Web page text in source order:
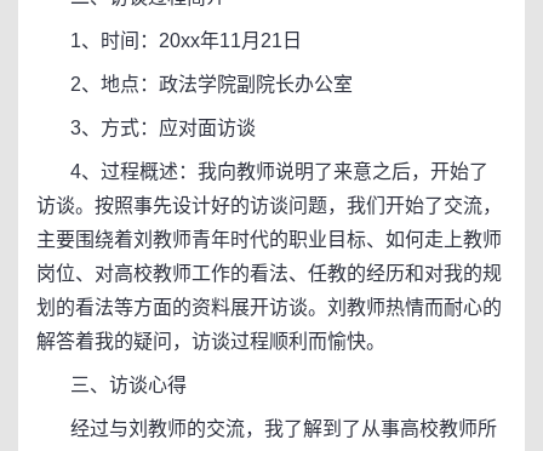
1、时间：20xx年11月21日
2、地点：政法学院副院长办公室
3、方式：应对面访谈
4、过程概述：我向教师说明了来意之后，开始了
访谈。按照事先设计好的访谈问题，我们开始了交流，
主要围绕着刘教师青年时代的职业目标、如何走上教师
岗位、对高校教师工作的看法、任教的经历和对我的规
划的看法等方面的资料展开访谈。刘教师热情而耐心的
解答着我的疑问，访谈过程顺利而愉快。
三、访谈心得
经过与刘教师的交流，我了解到了从事高校教师所